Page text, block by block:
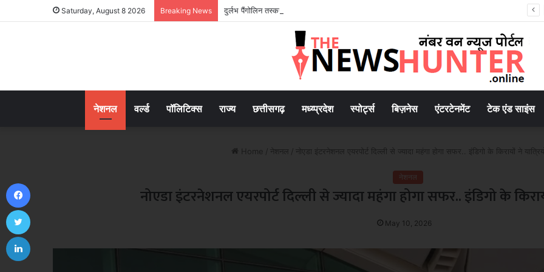
Saturday, August 8 2026 Breaking News दुर्लभ पैंगोलिन तस्करी मामले में आरोपी की जमानत याचिका खारिज
नेशनल वर्ल्ड पॉलिटिक्स राज्य छत्तीसगढ़ मध्य्प्रदेश स्पोर्ट्स बिज़नेस एंटरटेनमेंट टेक एंड साइंस
Home / नेशनल / नोएडा इंटरनेशनल एयरपोर्ट दिल्ली से ज्यादा महंगा होगा सफर.. इंडिगो के किरायों ने
नेशनल
नोएडा इंटरनेशनल एयरपोर्ट दिल्ली से ज्यादा महंगा होगा सफर.. इंडिगो के
May 10, 2026